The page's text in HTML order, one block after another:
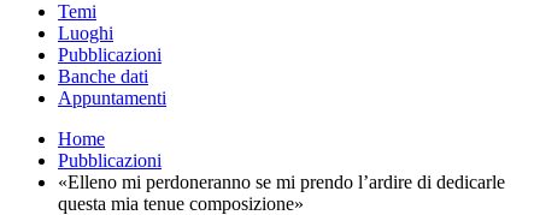
Temi
Luoghi
Pubblicazioni
Banche dati
Appuntamenti
Home
Pubblicazioni
«Elleno mi perdoneranno se mi prendo l’ardire di dedicarle
questa mia tenue composizione»